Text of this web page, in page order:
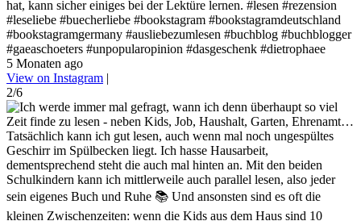
hat, kann sicher einiges bei der Lektüre lernen. #lesen #rezension
#leseliebe #buecherliebe #bookstagram #bookstagramdeutschland
#bookstagramgermany #ausliebezumlesen #buchblog #buchblogger
#gaeaschoeters #unpopularopinion #dasgeschenk #dietrophaee
5 Monaten ago
View on Instagram |
2/6